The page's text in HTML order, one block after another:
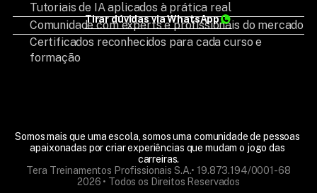
Tutoriais de IA aplicados à prática real
Comunidade com experts e profissionais do mercado
Certificados reconhecidos para cada curso e
formação
Tirar dúvidas via WhatsApp
Somos mais que uma escola, somos uma comunidade de pessoas
apaixonadas por criar experiências que mudam o jogo das
carreiras.
Tera Treinamentos Profissionais S.A.• 19.873.194/0001-68
2026 • Todos os Direitos Reservados